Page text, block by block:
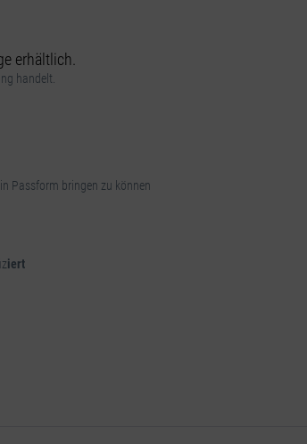
erhältlich.
handelt.
Passform bringen zu können
iert